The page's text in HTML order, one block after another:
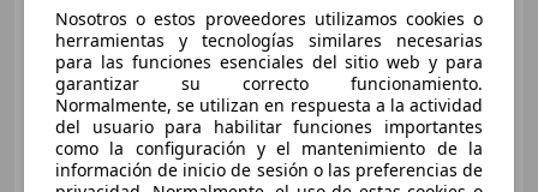
Buen precio
03/2022 132.774 km Gasolina 110 kW (150 CV)
FLEXICAR SABADELL - Gràcia
Nosotros o estos proveedores utilizamos cookies o
herramientas y tecnologías similares necesarias
para las funciones esenciales del sitio web y para
garantizar su correcto funcionamiento.
Normalmente, se utilizan en respuesta a la actividad
del usuario para habilitar funciones importantes
como la configuración y el mantenimiento de la
información de inicio de sesión o las preferencias de